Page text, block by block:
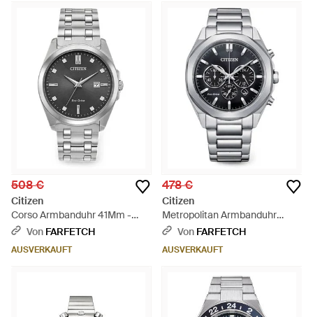
508 €
Citizen
Corso Armbanduhr 41Mm -
GrauVon FARFETCH
AUSVERKAUFT
478 €
Citizen
Metropolitan Armbanduhr
41Mm - Grau
Von FARFETCH
AUSVERKAUFT